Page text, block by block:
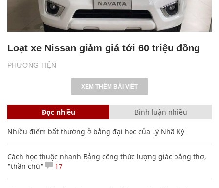
PHƯƠNG TIỆN
Loạt xe Nissan giảm giá tới 60 triệu đồng
XEM THÊM BÀI VIẾT
Đọc nhiều Bình luận nhiều
Nhiều điểm bất thường ở bằng đại học của Lý Nhã Kỳ
Cách học thuộc nhanh Bảng công thức lượng giác bằng thơ,
"thần chú"
17